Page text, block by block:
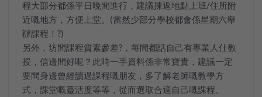
程大部分都係平日晚間進行，建議揀返地點上班/住所附
近嘅地方，方便上堂。(當然少部分學校都會係星期六舉
辦課程！ ?)
另外，坊間課程質素參差?，每間都話自己有專業人仕教
授，信邊間好呢？此時一手資料係非常寶貴，建議一定
要問身邊曾經讀過課程嘅朋友，多了解老師嘅教學方
式，課堂嘅靈活度等等，從而選取合適自己嘅課程。